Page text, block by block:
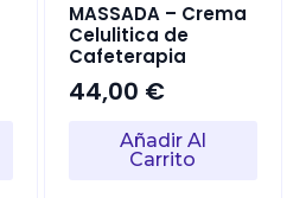
MASSADA – Crema
Celulitica de
Cafeterapia
44,00 €
Añadir Al
Carrito